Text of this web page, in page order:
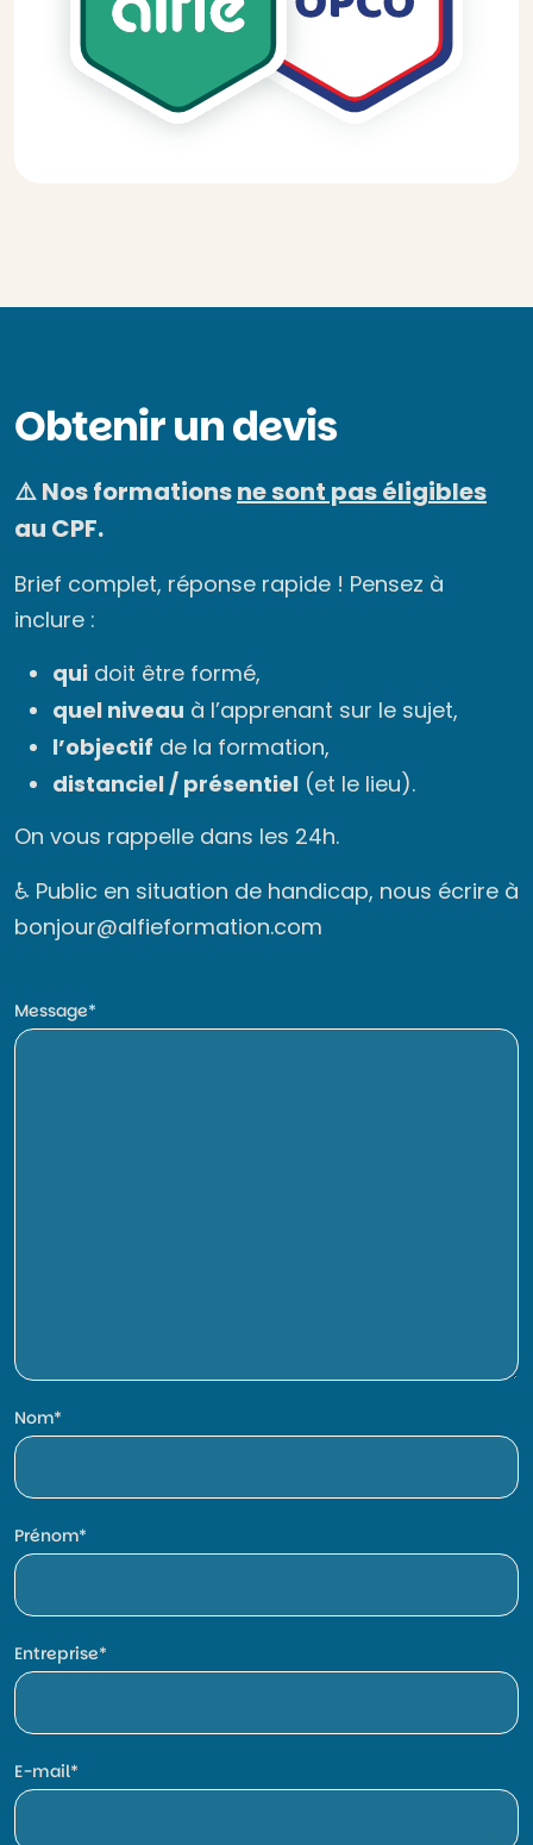
Obtenir un devis
⚠️ Nos formationsne sont pas éligibles
au CPF.
Brief complet, réponse rapide ! Pensez à
inclure :
qui doit être formé,
quel niveau à l’apprenant sur le sujet,
l’objectif de la formation,
distanciel / présentiel (et le lieu).
On vous rappelle dans les 24h.
♿ Public en situation de handicap, nous écrire à
bonjour@alfieformation.com
Message
Nom
Prénom
Entreprise
E-mail